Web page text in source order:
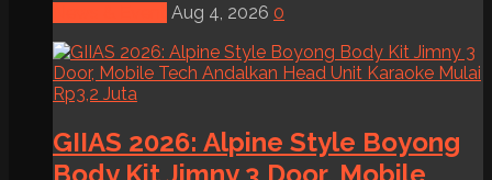
Aug 4, 2026 0
GIIAS 2026: Alpine Style Boyong